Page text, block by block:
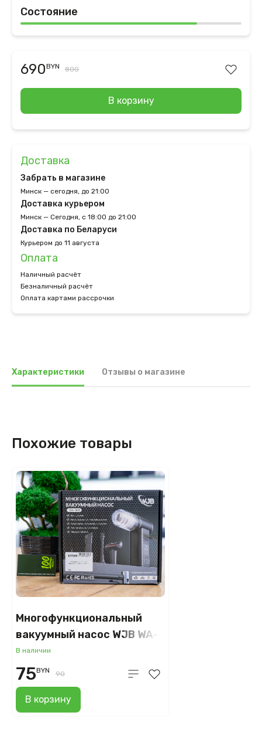
Состояние
690BYN 800
В корзину
Доставка
Забрать в магазине
Минск — сегодня, до 21:00
Доставка курьером
Минск — Сегодня, с 18:00 до 21:00
Доставка по Беларуси
Курьером до 11 августа
Оплата
Наличный расчёт
Безналичный расчёт
Оплата картами рассрочки
Характеристики Отзывы о магазине
Похожие товары
Многофункциональный
вакуумный насос WJB WA-
1698
В наличии
В корзину
75BYN 90